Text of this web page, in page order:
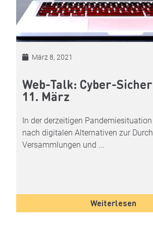
März 8, 2021
Web-Talk: Cyber-
11. März
In der derzeitigen
nach digitalen Alternativen zur
Versammlungen und ...
Weiterlesen